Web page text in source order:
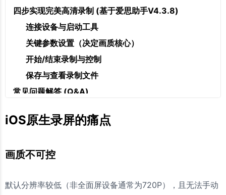
四步实现完美高清录制 (基于爱思助手V4.3.8)
连接设备与启动工具
关键参数设置（决定画质核心）
开始/结束录制与控制
保存与查看录制文件
常见问题解答 (Q&A)
动问题？
Q3：如何只录制游戏内部声音，不录麦克风？
晰度？
iOS原生录屏的痛点
画质不可控
默认分辨率较低（非全面屏设备通常为720P），且无法手动